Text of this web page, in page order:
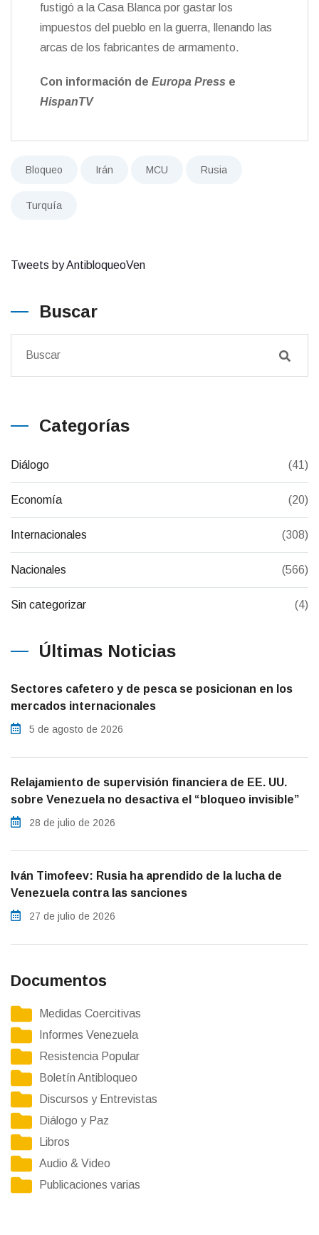
fustigó a la Casa Blanca por gastar los
impuestos del pueblo en la guerra, llenando las
arcas de los fabricantes de armamento.
Con información de Europa Press e
HispanTV
Bloqueo Irán MCU Rusia
Turquía
Tweets by AntibloqueoVen
Buscar
Categorías
Diálogo (41)
Economía (20)
Internacionales (308)
Nacionales (566)
Sin categorizar (4)
Últimas Noticias
Sectores cafetero y de pesca se posicionan en los
mercados internacionales
5 de agosto de 2026
Relajamiento de supervisión financiera de EE. UU.
sobre Venezuela no desactiva el “bloqueo invisible”
28 de julio de 2026
Iván Timofeev: Rusia ha aprendido de la lucha de
Venezuela contra las sanciones
27 de julio de 2026
Documentos
Medidas Coercitivas
Informes Venezuela
Resistencia Popular
Boletín Antibloqueo
Discursos y Entrevistas
Diálogo y Paz
Libros
Audio & Video
Publicaciones varias